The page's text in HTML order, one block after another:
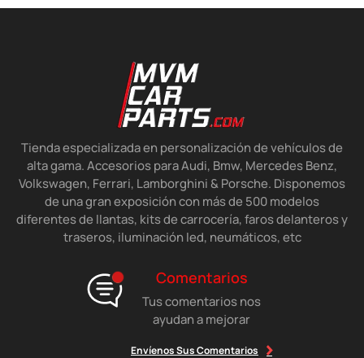
Tienda especializada en personalización de vehículos de
alta gama. Accesorios para Audi, Bmw, Mercedes Benz,
Volkswagen, Ferrari, Lamborghini & Porsche. Disponemos
de una gran exposición con más de 500 modelos
diferentes de llantas, kits de carrocería, faros delanteros y
traseros, iluminación led, neumáticos, etc
Comentarios
Tus comentarios nos
ayudan a mejorar
Envíenos Sus Comentarios